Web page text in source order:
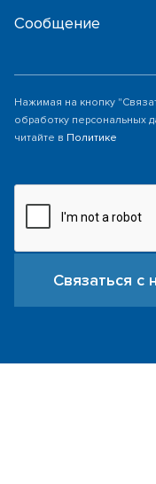
Сообщение
Нажимая на кнопку
обработку персональных
читайте в Политике
Связаться с